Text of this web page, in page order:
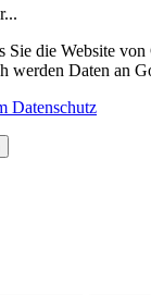
Sie die Website von
werden Daten an
Datenschutz